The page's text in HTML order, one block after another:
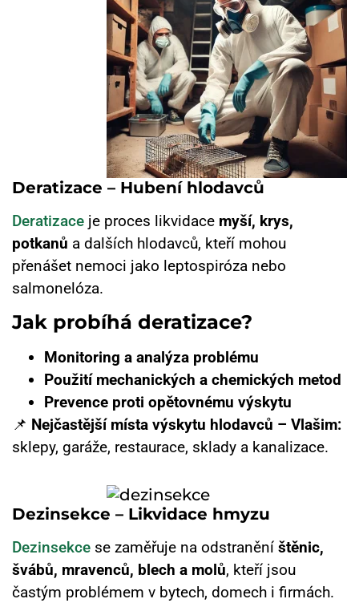
Deratizace – Hubení hlodavců
Deratizace je proces likvidace myší, krys,
potkanů a dalších hlodavců, kteří mohou
přenášet nemoci jako leptospiróza nebo
salmonelóza.
Jak probíhá deratizace?
Monitoring a analýza problému
Použití mechanických a chemických metod
Prevence proti opětovnému výskytu
📌 Nejčastější místa výskytu hlodavců – Vlašim:
sklepy, garáže, restaurace, sklady a kanalizace.
Dezinsekce – Likvidace hmyzu
Dezinsekce se zaměřuje na odstranění štěnic,
švábů, mravenců, blech a molů, kteří jsou
častým problémem v bytech, domech i firmách.